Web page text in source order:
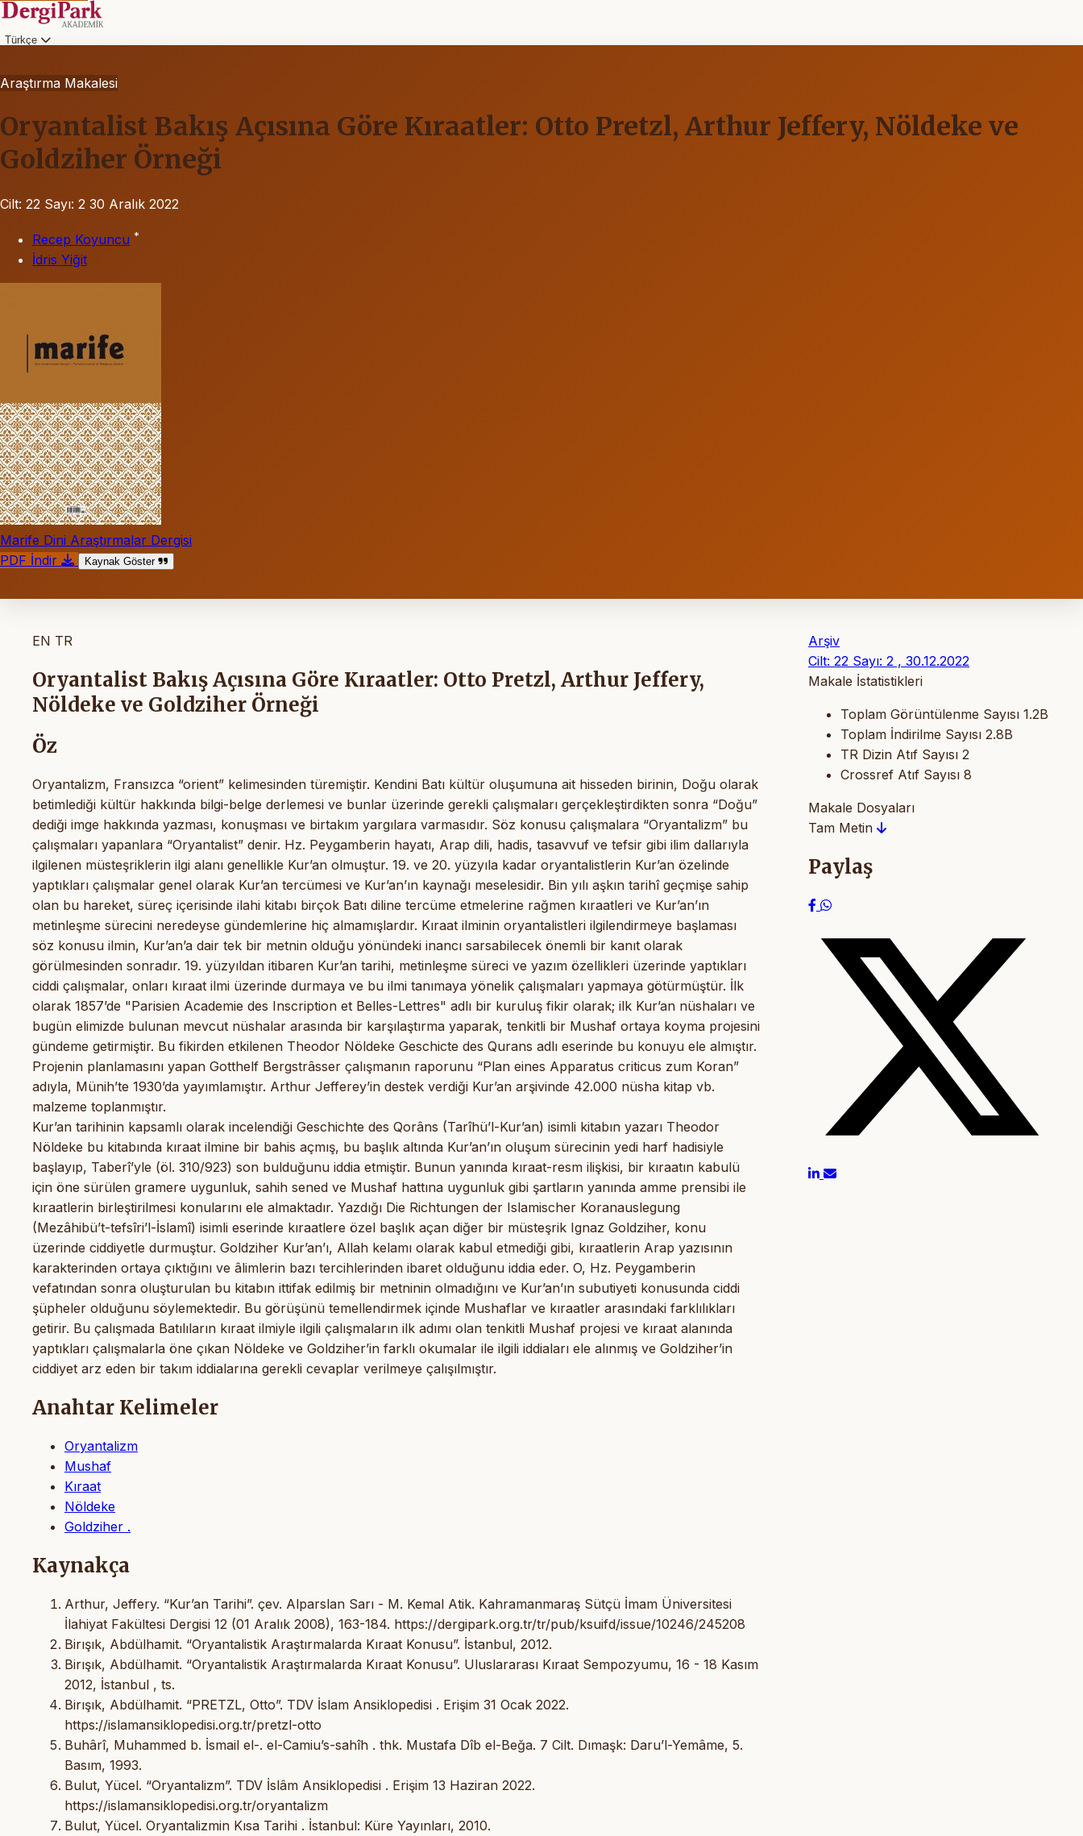
Türkçe
Araştırma Makalesi
Oryantalist Bakış Açısına Göre Kıraatler: Otto Pretzl, Arthur Jeffery, Nöldeke ve
Goldziher Örneği
Cilt: 22 Sayı: 2 30 Aralık 2022
Recep Koyuncu *
İdris Yiğit
Marife Dini Araştırmalar Dergisi
PDF İndir
Kaynak Göster
EN TR
Oryantalist Bakış Açısına Göre Kıraatler: Otto Pretzl, Arthur Jeffery,
Nöldeke ve Goldziher Örneği
Öz
Oryantalizm, Fransızca “orient” kelimesinden türemiştir. Kendini Batı kültür oluşumuna ait hisseden birinin, Doğu olarak
betimlediği kültür hakkında bilgi-belge derlemesi ve bunlar üzerinde gerekli çalışmaları gerçekleştirdikten sonra “Doğu”
dediği imge hakkında yazması, konuşması ve birtakım yargılara varmasıdır. Söz konusu çalışmalara “Oryantalizm” bu
çalışmaları yapanlara “Oryantalist” denir. Hz. Peygamberin hayatı, Arap dili, hadis, tasavvuf ve tefsir gibi ilim dallarıyla
ilgilenen müsteşriklerin ilgi alanı genellikle Kur’an olmuştur. 19. ve 20. yüzyıla kadar oryantalistlerin Kur’an özelinde
yaptıkları çalışmalar genel olarak Kur’an tercümesi ve Kur’an’ın kaynağı meselesidir. Bin yılı aşkın tarihî geçmişe sahip
olan bu hareket, süreç içerisinde ilahi kitabı birçok Batı diline tercüme etmelerine rağmen kıraatleri ve Kur’an’ın
metinleşme sürecini neredeyse gündemlerine hiç almamışlardır. Kıraat ilminin oryantalistleri ilgilendirmeye başlaması
söz konusu ilmin, Kur’an’a dair tek bir metnin olduğu yönündeki inancı sarsabilecek önemli bir kanıt olarak
görülmesinden sonradır. 19. yüzyıldan itibaren Kur’an tarihi, metinleşme süreci ve yazım özellikleri üzerinde yaptıkları
ciddi çalışmalar, onları kıraat ilmi üzerinde durmaya ve bu ilmi tanımaya yönelik çalışmaları yapmaya götürmüştür. İlk
olarak 1857’de "Parisien Academie des Inscription et Belles-Lettres" adlı bir kuruluş fikir olarak; ilk Kur’an nüshaları ve
bugün elimizde bulunan mevcut nüshalar arasında bir karşılaştırma yaparak, tenkitli bir Mushaf ortaya koyma projesini
gündeme getirmiştir. Bu fikirden etkilenen Theodor Nöldeke Geschicte des Qurans adlı eserinde bu konuyu ele almıştır.
Projenin planlamasını yapan Gotthelf Bergstrâsser çalışmanın raporunu “Plan eines Apparatus criticus zum Koran”
adıyla, Münih’te 1930’da yayımlamıştır. Arthur Jefferey’in destek verdiği Kur’an arşivinde 42.000 nüsha kitap vb.
malzeme toplanmıştır.
Kur’an tarihinin kapsamlı olarak incelendiği Geschichte des Qorâns (Tarîhü’l-Kur’an) isimli kitabın yazarı Theodor
Nöldeke bu kitabında kıraat ilmine bir bahis açmış, bu başlık altında Kur’an’ın oluşum sürecinin yedi harf hadisiyle
başlayıp, Taberî’yle (öl. 310/923) son bulduğunu iddia etmiştir. Bunun yanında kıraat-resm ilişkisi, bir kıraatın kabulü
için öne sürülen gramere uygunluk, sahih sened ve Mushaf hattına uygunluk gibi şartların yanında amme prensibi ile
kıraatlerin birleştirilmesi konularını ele almaktadır. Yazdığı Die Richtungen der Islamischer Koranauslegung
(Mezâhibü’t-tefsîri’l-İslamî) isimli eserinde kıraatlere özel başlık açan diğer bir müsteşrik Ignaz Goldziher, konu
üzerinde ciddiyetle durmuştur. Goldziher Kur’an’ı, Allah kelamı olarak kabul etmediği gibi, kıraatlerin Arap yazısının
karakterinden ortaya çıktığını ve âlimlerin bazı tercihlerinden ibaret olduğunu iddia eder. O, Hz. Peygamberin
vefatından sonra oluşturulan bu kitabın ittifak edilmiş bir metninin olmadığını ve Kur’an’ın subutiyeti konusunda ciddi
şüpheler olduğunu söylemektedir. Bu görüşünü temellendirmek içinde Mushaflar ve kıraatler arasındaki farklılıkları
getirir. Bu çalışmada Batılıların kıraat ilmiyle ilgili çalışmaların ilk adımı olan tenkitli Mushaf projesi ve kıraat alanında
yaptıkları çalışmalarla öne çıkan Nöldeke ve Goldziher’in farklı okumalar ile ilgili iddiaları ele alınmış ve Goldziher’in
ciddiyet arz eden bir takım iddialarına gerekli cevaplar verilmeye çalışılmıştır.
Anahtar Kelimeler
Oryantalizm
Mushaf
Kıraat
Nöldeke
Goldziher .
Kaynakça
Arthur, Jeffery. “Kur’an Tarihi”. çev. Alparslan Sarı - M. Kemal Atik. Kahramanmaraş Sütçü İmam Üniversitesi
İlahiyat Fakültesi Dergisi 12 (01 Aralık 2008), 163-184. https://dergipark.org.tr/tr/pub/ksuifd/issue/10246/245208
Birışık, Abdülhamit. “Oryantalistik Araştırmalarda Kıraat Konusu”. İstanbul, 2012.
Birışık, Abdülhamit. “Oryantalistik Araştırmalarda Kıraat Konusu”. Uluslararası Kıraat Sempozyumu, 16 - 18 Kasım
2012, İstanbul , ts.
Birışık, Abdülhamit. “PRETZL, Otto”. TDV İslam Ansiklopedisi . Erişim 31 Ocak 2022.
https://islamansiklopedisi.org.tr/pretzl-otto
Buhârî, Muhammed b. İsmail el-. el-Camiu’s-sahîh . thk. Mustafa Dîb el-Beğa. 7 Cilt. Dımaşk: Daru’l-Yemâme, 5.
Basım, 1993.
Bulut, Yücel. “Oryantalizm”. TDV İslâm Ansiklopedisi . Erişim 13 Haziran 2022.
https://islamansiklopedisi.org.tr/oryantalizm
Bulut, Yücel. Oryantalizmin Kısa Tarihi . İstanbul: Küre Yayınları, 2010.
Arşiv
Cilt: 22 Sayı: 2 , 30.12.2022
Makale İstatistikleri
Toplam Görüntülenme Sayısı 1.2B
Toplam İndirilme Sayısı 2.8B
TR Dizin Atıf Sayısı 2
Crossref Atıf Sayısı 8
Makale Dosyaları
Tam Metin
Paylaş